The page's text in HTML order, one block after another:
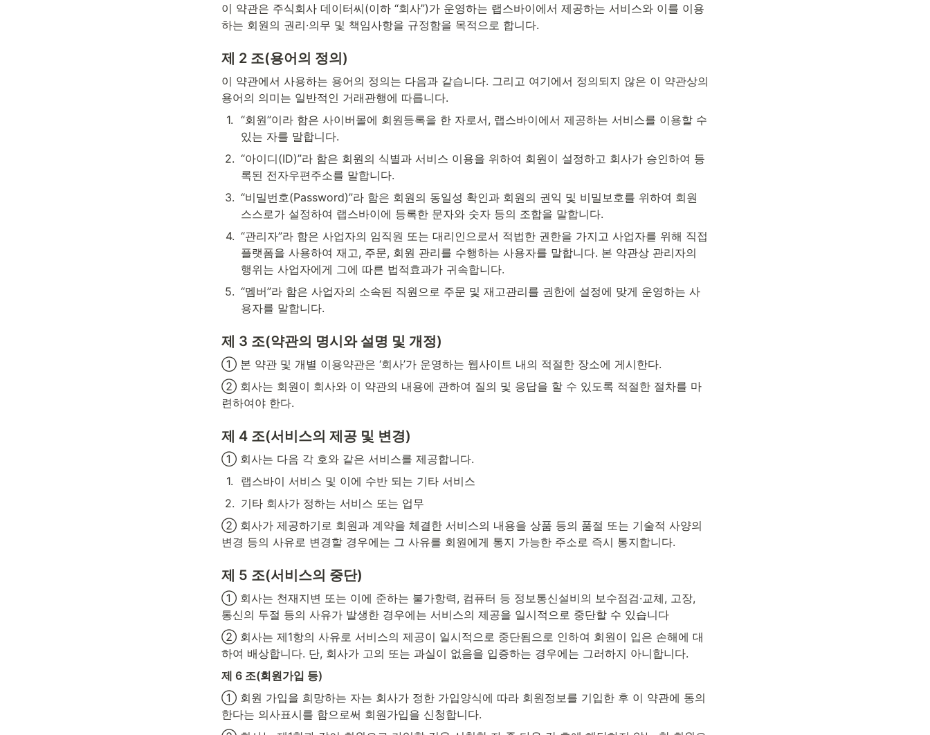
이 약관은 주식회사 데이터씨(이하 “회사”)가 운영하는 랩스바이에서 제공하는 서비스와 이를 이용
하는 회원의 권리·의무 및 책임사항을 규정함을 목적으로 합니다.
제 2 조(용어의 정의)
이 약관에서 사용하는 용어의 정의는 다음과 같습니다. 그리고 여기에서 정의되지 않은 이 약관상의
용어의 의미는 일반적인 거래관행에 따릅니다.
1. “회원”이라 함은 사이버몰에 회원등록을 한 자로서, 랩스바이에서 제공하는 서비스를 이용할 수
있는 자를 말합니다.
2. “아이디(ID)”라 함은 회원의 식별과 서비스 이용을 위하여 회원이 설정하고 회사가 승인하여 등
록된 전자우편주소를 말합니다.
3. “비밀번호(Password)”라 함은 회원의 동일성 확인과 회원의 권익 및 비밀보호를 위하여 회원
스스로가 설정하여 랩스바이에 등록한 문자와 숫자 등의 조합을 말합니다.
4. “관리자”라 함은 사업자의 임직원 또는 대리인으로서 적법한 권한을 가지고 사업자를 위해 직접
플랫폼을 사용하여 재고, 주문, 회원 관리를 수행하는 사용자를 말합니다. 본 약관상 관리자의
행위는 사업자에게 그에 따른 법적효과가 귀속합니다.
5. “멤버”라 함은 사업자의 소속된 직원으로 주문 및 재고관리를 권한에 설정에 맞게 운영하는 사
용자를 말합니다.
제 3 조(약관의 명시와 설명 및 개정)
① 본 약관 및 개별 이용약관은 ‘회사’가 운영하는 웹사이트 내의 적절한 장소에 게시한다.
② 회사는 회원이 회사와 이 약관의 내용에 관하여 질의 및 응답을 할 수 있도록 적절한 절차를 마
련하여야 한다.
제 4 조(서비스의 제공 및 변경)
① 회사는 다음 각 호와 같은 서비스를 제공합니다.
1.
랩스바이 서비스 및 이에 수반 되는 기타 서비스
2. 기타 회사가 정하는 서비스 또는 업무
② 회사가 제공하기로 회원과 계약을 체결한 서비스의 내용을 상품 등의 품절 또는 기술적 사양의
변경 등의 사유로 변경할 경우에는 그 사유를 회원에게 통지 가능한 주소로 즉시 통지합니다.
제 5 조(서비스의 중단)
① 회사는 천재지변 또는 이에 준하는 불가항력, 컴퓨터 등 정보통신설비의 보수점검·교체, 고장,
통신의 두절 등의 사유가 발생한 경우에는 서비스의 제공을 일시적으로 중단할 수 있습니다
② 회사는 제1항의 사유로 서비스의 제공이 일시적으로 중단됨으로 인하여 회원이 입은 손해에 대
하여 배상합니다. 단, 회사가 고의 또는 과실이 없음을 입증하는 경우에는 그러하지 아니합니다.
제 6 조(회원가입 등)
① 회원 가입을 희망하는 자는 회사가 정한 가입양식에 따라 회원정보를 기입한 후 이 약관에 동의
한다는 의사표시를 함으로써 회원가입을 신청합니다.